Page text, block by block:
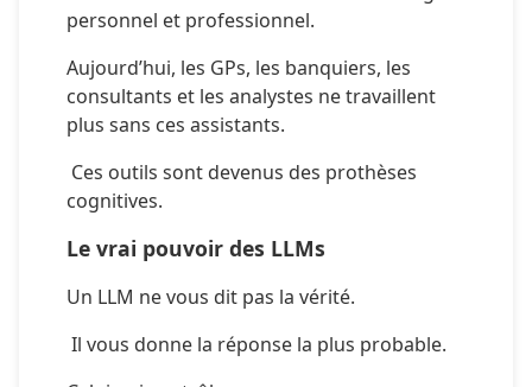
personnel et professionnel.
Aujourd’hui, les GPs, les banquiers, les
consultants et les analystes ne travaillent
plus sans ces assistants.
cognitives.
Le vrai pouvoir des LLMs
Un LLM ne vous dit pas la vérité.
Il vous donne la réponse la plus probable.